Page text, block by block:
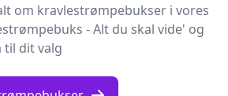
om kravlestrømpebukser i vores
- Alt du skal vide' og
dit valg